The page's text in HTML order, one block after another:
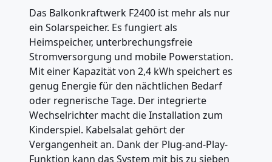
Das Balkonkraftwerk F2400 ist mehr als nur
ein Solarspeicher. Es fungiert als
Heimspeicher, unterbrechungsfreie
Stromversorgung und mobile Powerstation.
Mit einer Kapazität von 2,4 kWh speichert es
genug Energie für den nächtlichen Bedarf
oder regnerische Tage. Der integrierte
Wechselrichter macht die Installation zum
Kinderspiel. Kabelsalat gehört der
Vergangenheit an. Dank der Plug-and-Play-
Funktion kann das System mit bis zu sieben